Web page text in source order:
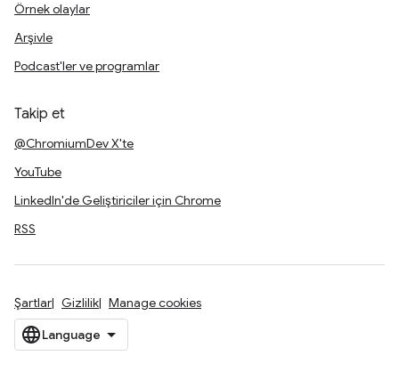
Örnek olaylar
Arşivle
Podcast'ler ve programlar
Takip et
@ChromiumDev X'te
YouTube
LinkedIn'de Geliştiriciler için Chrome
RSS
Şartlar Gizlilik Manage cookies